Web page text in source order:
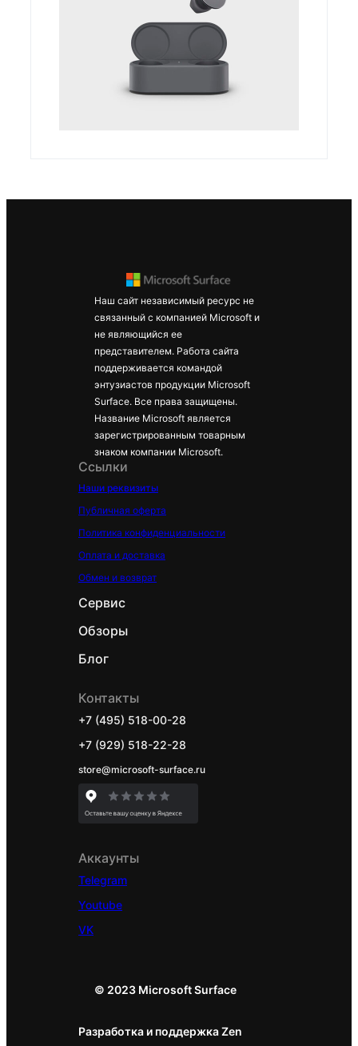
Совместим
Surface Pro
Surface Pro
9
Surface Pro
8
Surface Pro
Pen 2
X
Surface Pro
Keyboard
Наш сайт независимый ресурс не
связанный с компанией Microsoft и
не являющийся ее
представителем. Работа сайта
поддерживается командой
энтузиастов продукции Microsoft
Surface. Все права защищены.
Название Microsoft является
зарегистрированным товарным
знаком компании Microsoft.
Ссылки
Наши реквизиты
Публичная оферта
Политика конфиденциальности
Оплата и доставка
Обмен и возврат
Сервис
Обзоры
Блог
Контакты
+7 (495) 518-00-28
+7 (929) 518-22-28
store@microsoft-surface.ru
Аккаунты
Telegram
Youtube
VK
© 2023 Microsoft Surface
Разработка и поддержка Zen